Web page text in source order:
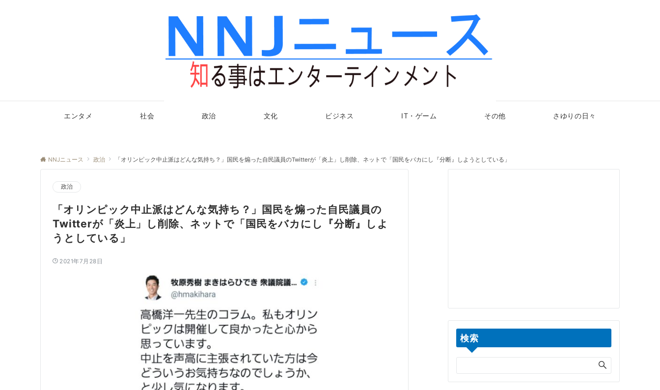
エンタメ 社会 政治 文化 ビジネス IT・ゲーム その他 さゆりの日々
NNJニュース 政治 「オリンピック中止派はどんな気持ち？」国民を煽った自民議員のTwitterが「炎上」し削除、ネットで「国民をバカにし『分断』しようとしている」
政治
「オリンピック中止派はどんな気持ち？」国民を煽った自民議員の
Twitterが「炎上」し削除、ネットで「国民をバカにし『分断』しよ
うとしている」
2021年7月28日
検索